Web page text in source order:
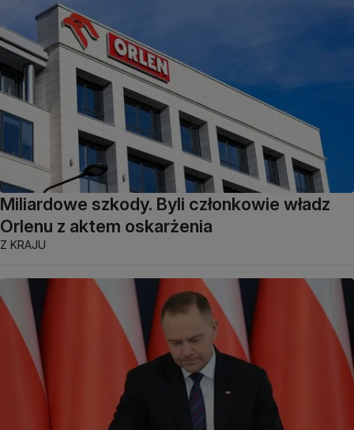
Miliardowe szkody. Byli członkowie władz
Orlenu z aktem oskarżenia
Z KRAJU